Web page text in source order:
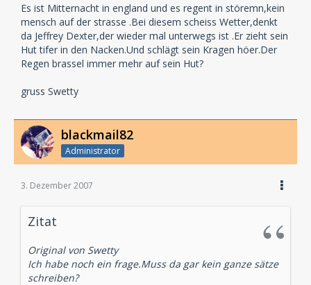
Es ist Mitternacht in england und es regent in störemn,kein
mensch auf der strasse .Bei diesem scheiss Wetter,denkt
da Jeffrey Dexter,der wieder mal unterwegs ist .Er zieht sein
Hut tifer in den Nacken.Und schlägt sein Kragen höer.Der
Regen brassel immer mehr auf sein Hut?
gruss Swetty
blackmail82
Administrator
3. Dezember 2007
Zitat
Original von Swetty
Ich habe noch ein frage.Muss da gar kein ganze sätze
schreiben?